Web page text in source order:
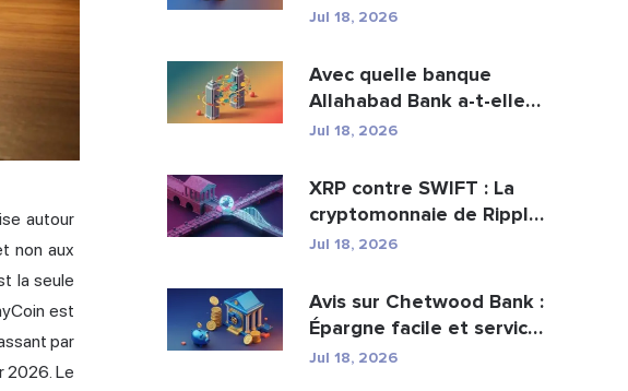
autour
non aux
la seule
est
par
2026. Le
cryptomonnaies : Bitcoin...
Jul 18, 2026
Avec quelle banque
Allahabad Bank a-t-elle
fusionné ? Article com...
Jul 18, 2026
XRP contre SWIFT : La
cryptomonnaie de Ripple
peut-elle remplacer...
Jul 18, 2026
Avis sur Chetwood Bank :
Épargne facile et services
bancaires s�...
Jul 18, 2026